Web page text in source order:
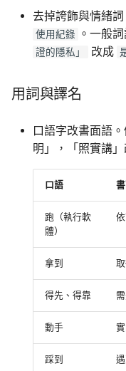
去掉誇飾與情緒詞
使用紀錄 。一般
證的隱私」
改成
用詞與譯名
口語字改書面語
明」，「照實講
口語
跑（執行軟
體）
拿到
得先、得靠
動手
踩到 遇